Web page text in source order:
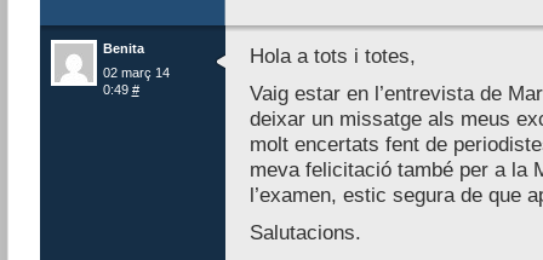
Benita
02 març 14
0:49 #
Hola a tots i totes,
Vaig estar en l’entrevista de
deixar un missatge als meus
molt encertats fent de
meva felicitació també per a la
l’examen, estic segura de que
Salutacions.